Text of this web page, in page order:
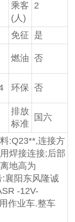
乘客
(人)
2
免征 是
燃油 否
环保 否
排放
标准
国六
:Q23**,连接方
焊接连接;后部
地高为
襄阳东风隆诚
-12V-
作业车.整车